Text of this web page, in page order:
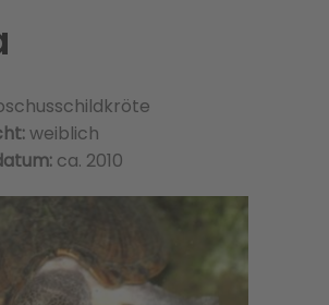
weiblich
ca. 2010